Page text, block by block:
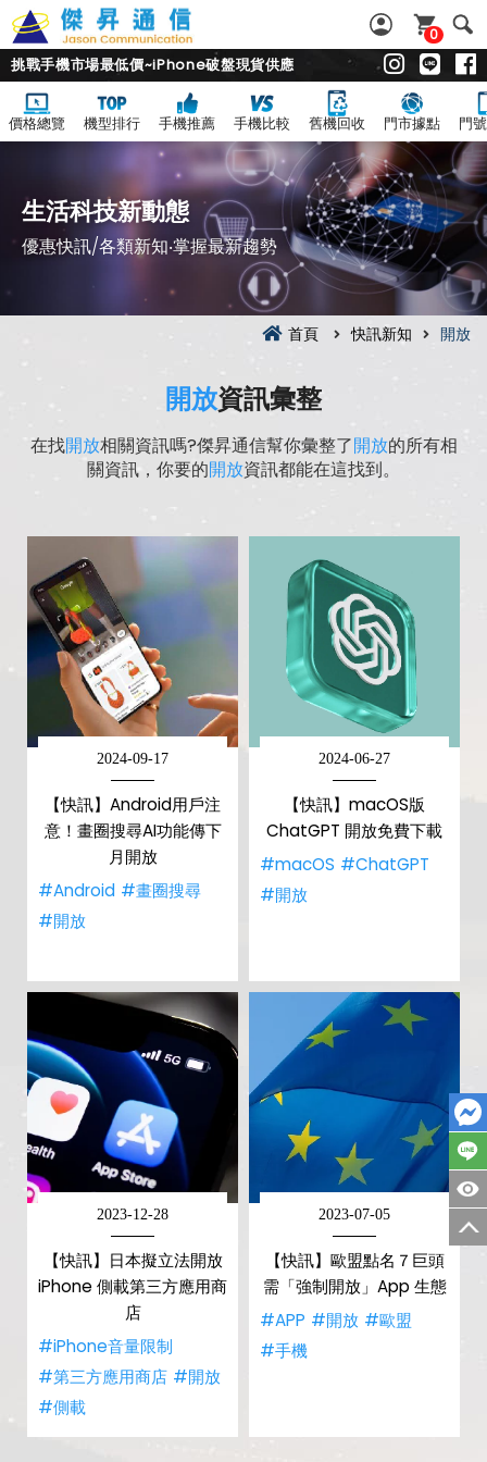
0
挑戰手機市場最低價~iPhone破盤現貨供應
價格總覽 機型排行 手機推薦 手機比較 舊機回收 門市據點 門
生活科技新動態
優惠快訊/各類新知‧掌握最新趨勢
首頁 快訊新知 開放
開放資訊彙整
在找開放相關資訊嗎?傑昇通信幫你彙整了開放的所有相
關資訊，你要的開放資訊都能在這找到。
2024-09-17
【快訊】Android用戶注
意！畫圈搜尋AI功能傳下
月開放
#Android #畫圈搜尋
#開放
2024-06-27
【快訊】macOS版
ChatGPT 開放免費下載
#macOS #ChatGPT
#開放
2023-12-28
【快訊】日本擬立法開放
iPhone 側載第三方應用商
店
#iPhone音量限制
#第三方應用商店 #開放
#側載
2023-07-05
【快訊】歐盟點名７巨頭
需「強制開放」App 生態
#APP #開放 #歐盟
#手機